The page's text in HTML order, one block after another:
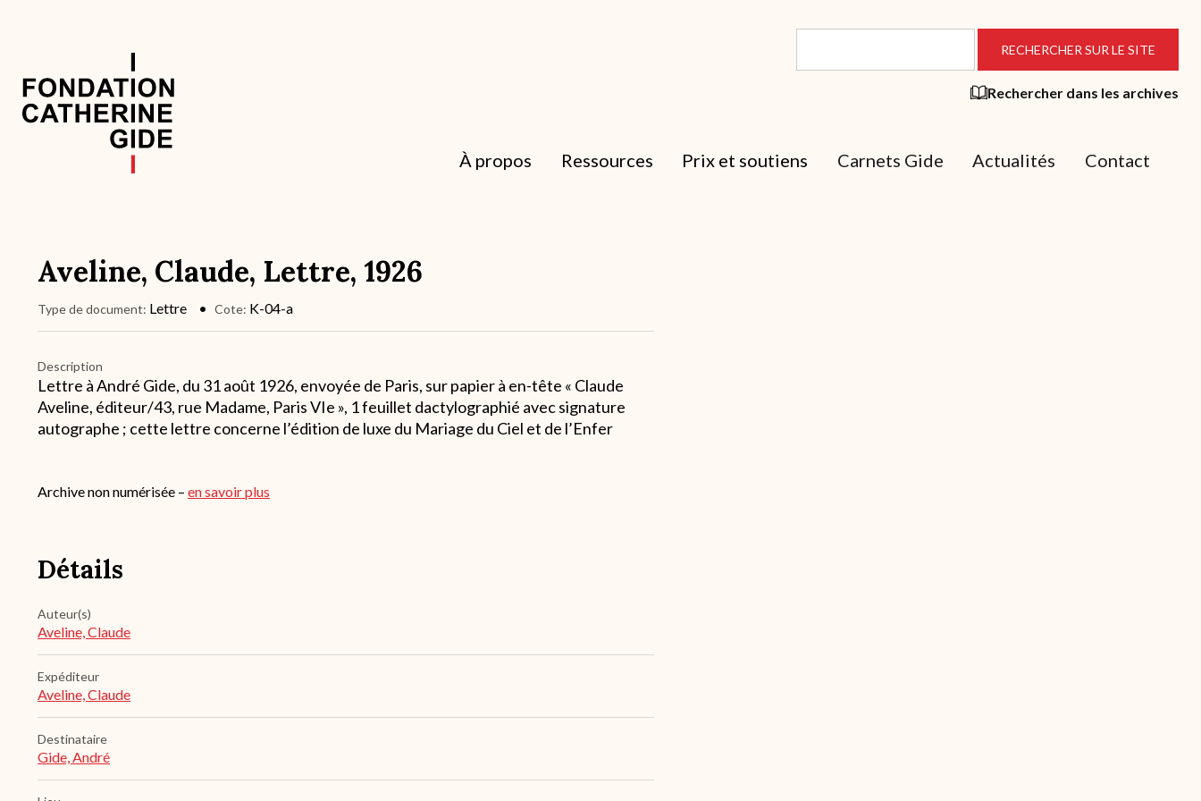
contenu
principal
Rechercher dans les archives
principale
À propos Ressources Prix et soutiens Carnets Gide Actualités Contact
Aveline, Claude, Lettre, 1926
Type de document Lettre Cote K-04-a
Description
Lettre à André Gide, du 31 août 1926, envoyée de Paris, sur papier à en-tête « Claude
Aveline, éditeur/43, rue Madame, Paris VIe », 1 feuillet dactylographié avec signature
autographe ; cette lettre concerne l’édition de luxe du Mariage du Ciel et de l’Enfer
Archive non numérisée – en savoir plus
Détails
Auteur(s)
Aveline, Claude
Expéditeur
Aveline, Claude
Destinataire
Gide, André